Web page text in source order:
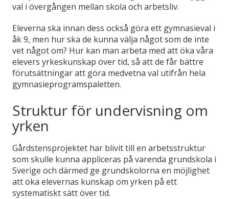
val i övergången mellan skola och arbetsliv.
Eleverna ska innan dess också göra ett gymnasieval i
åk 9, men hur ska de kunna välja något som de inte
vet något om? Hur kan man arbeta med att öka våra
elevers yrkeskunskap över tid, så att de får bättre
förutsättningar att göra medvetna val utifrån hela
gymnasieprogramspaletten.
Struktur för undervisning om
yrken
Gårdstensprojektet har blivit till en arbetsstruktur
som skulle kunna appliceras på varenda grundskola i
Sverige och därmed ge grundskolorna en möjlighet
att öka elevernas kunskap om yrken på ett
systematiskt sätt över tid.